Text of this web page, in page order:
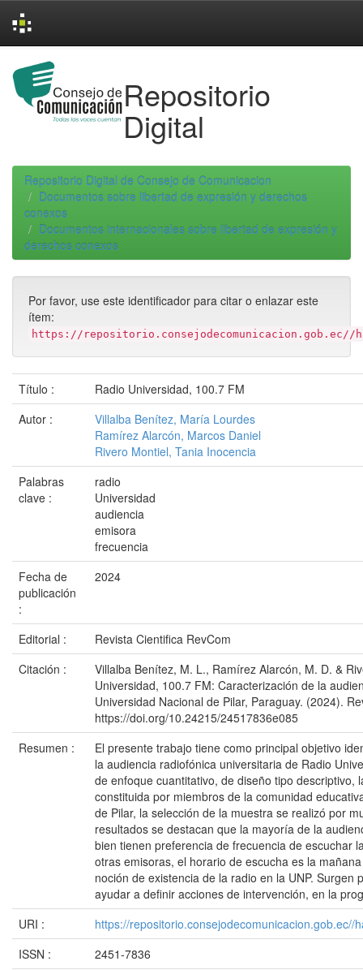
navigation
Repositorio
Digital
Repositorio Digital de Consejo de Comunicacion
Documentos sobre libertad de expresión y derechos
conexos
Documentos internacionales sobre libertad de expresión y
derechos conexos
Por favor, use este identificador para citar o enlazar este
ítem:
https://repositorio.consejodecomunicacion.gob.ec//
Título :
Radio Universidad, 100.7 FM
Autor :
Villalba Benítez, María Lourdes
Ramírez Alarcón, Marcos Daniel
Rivero Montiel, Tania Inocencia
Palabras
clave :
radio
Universidad
audiencia
emisora
frecuencia
Fecha de
publicación
:
2024
Editorial :
Revista Cientifica RevCom
Citación :
Villalba Benítez, M. L., Ramírez Alarcón, M. D. &
Universidad, 100.7 FM: Caracterización de la
Universidad Nacional de Pilar, Paraguay. (2024).
https://doi.org/10.24215/24517836e085
Resumen :
El presente trabajo tiene como principal objetivo
la audiencia radiofónica universitaria de Radio
de enfoque cuantitativo, de diseño tipo descriptivo,
constituida por miembros de la comunidad
de Pilar, la selección de la muestra se realizó por
resultados se destacan que la mayoría de la
bien tienen preferencia de frecuencia de escuchar
otras emisoras, el horario de escucha es la
noción de existencia de la radio en la UNP. Surgen
ayudar a definir acciones de intervención, en la
URI :
https://repositorio.consejodecomunicacion.gob.ec//
ISSN :
2451-7836